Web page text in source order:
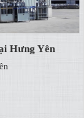
Hưng Yên